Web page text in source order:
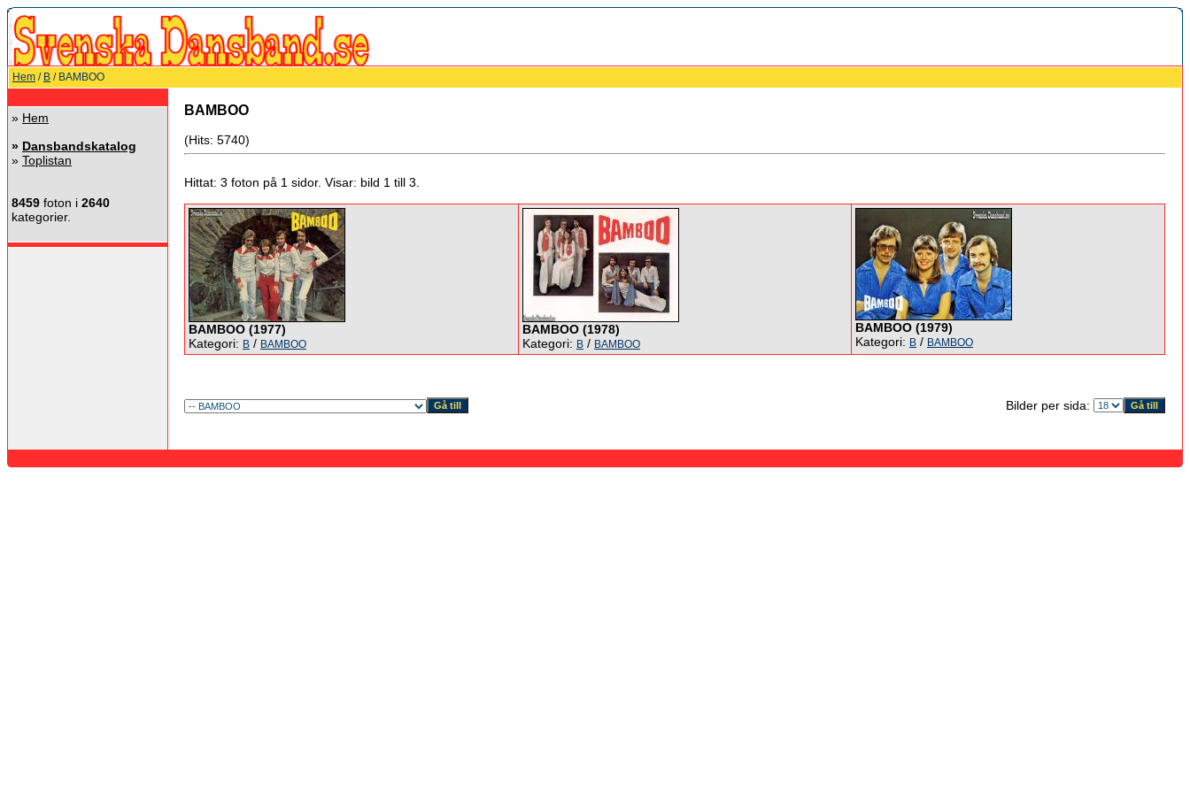
Hem / B / BAMBOO
» Hem
» Dansbandskatalog
» Toplistan
8459 foton i 2640
kategorier.
BAMBOO
(Hits: 5740)
Hittat: 3 foton på 1 sidor. Visar: bild 1 till 3.
BAMBOO (1977)
Kategori: B / BAMBOO
BAMBOO (1978)
Kategori: B / BAMBOO
BAMBOO (1979)
Kategori: B / BAMBOO
Bilder per sida: